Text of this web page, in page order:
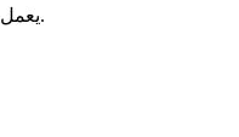
يعمل في المتصفح عبر المنصات دون تثبيت.